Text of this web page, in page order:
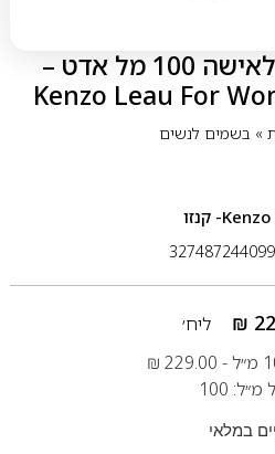
קנזו לאו פור פם לאישה 100 מל אדט –
Kenzo Leau For
» בשמים לנשים
Kenzo- קנזו
₪
ליח׳
₪ 229.00
100
במלאי